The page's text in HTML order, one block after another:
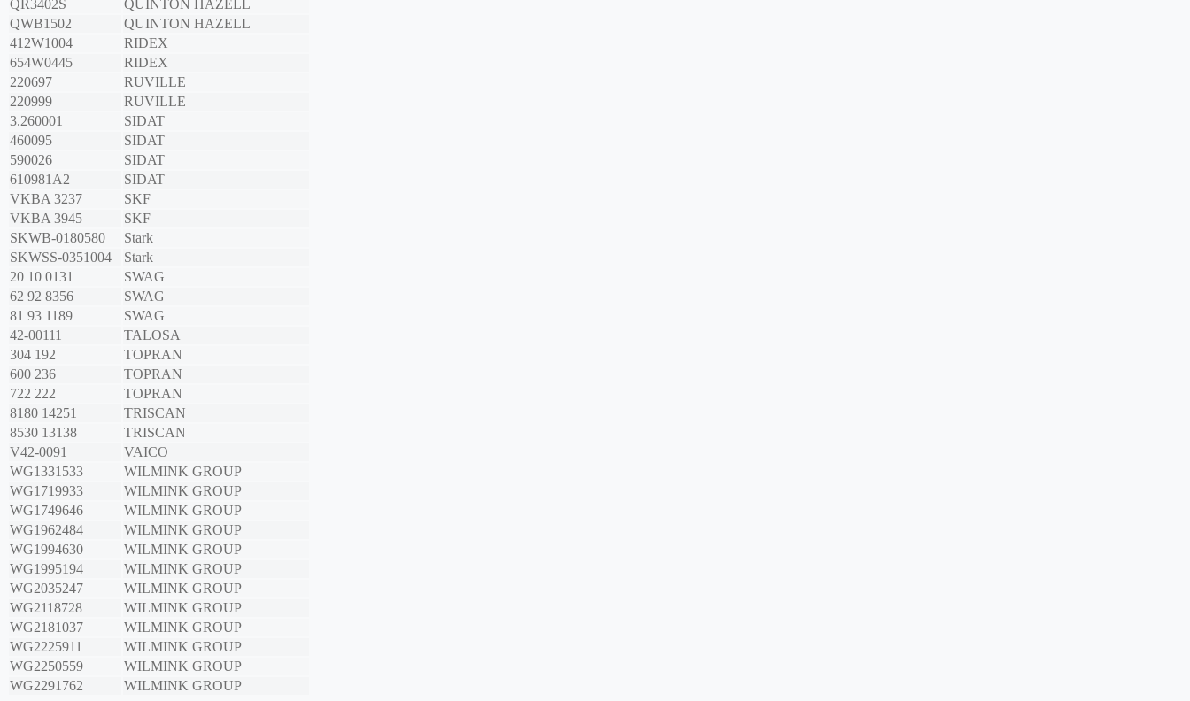
QR3402S
QUINTON HAZELL
QWB1502
QUINTON HAZELL
412W1004
RIDEX
654W0445
RIDEX
220697
RUVILLE
220999
RUVILLE
3.260001
SIDAT
460095
SIDAT
590026
SIDAT
610981A2
SIDAT
VKBA 3237
SKF
VKBA 3945
SKF
SKWB-0180580
Stark
SKWSS-0351004
Stark
20 10 0131
SWAG
62 92 8356
SWAG
81 93 1189
SWAG
42-00111
TALOSA
304 192
TOPRAN
600 236
TOPRAN
722 222
TOPRAN
8180 14251
TRISCAN
8530 13138
TRISCAN
V42-0091
VAICO
WG1331533
WILMINK GROUP
WG1719933
WILMINK GROUP
WG1749646
WILMINK GROUP
WG1962484
WILMINK GROUP
WG1994630
WILMINK GROUP
WG1995194
WILMINK GROUP
WG2035247
WILMINK GROUP
WG2118728
WILMINK GROUP
WG2181037
WILMINK GROUP
WG2225911
WILMINK GROUP
WG2250559
WILMINK GROUP
WG2291762
WILMINK GROUP